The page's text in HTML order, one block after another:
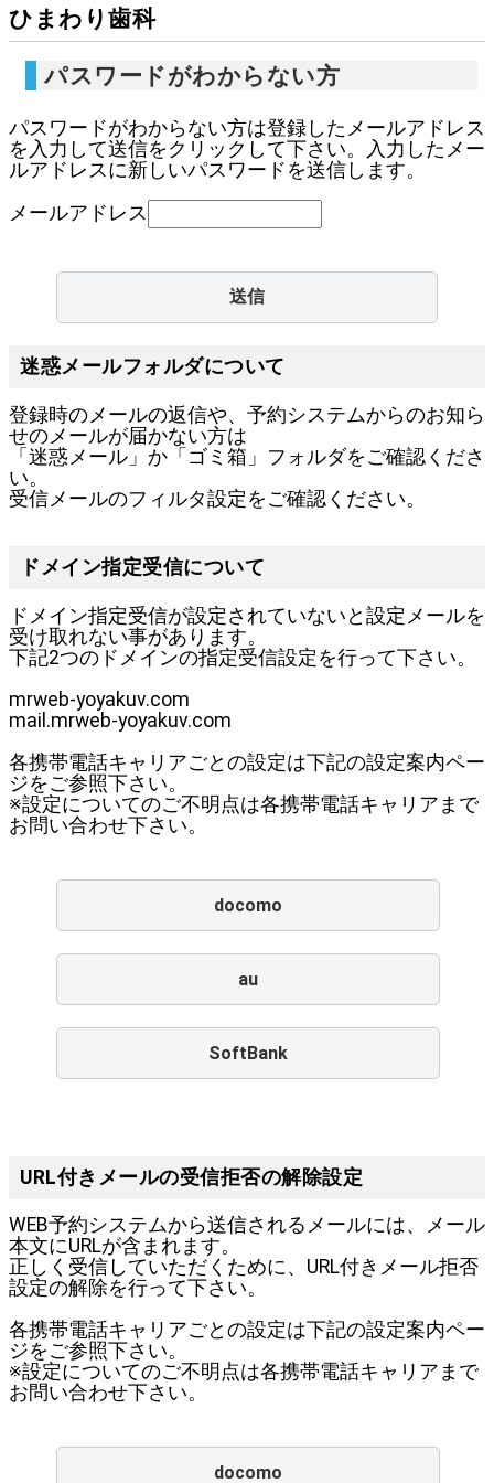
ひまわり歯科
パスワードがわからない方
パスワードがわからない方は登録したメールアドレス
を入力して送信をクリックして下さい。入力したメー
ルアドレスに新しいパスワードを送信します。
メールアドレス
迷惑メールフォルダについて
登録時のメールの返信や、予約システムからのお知ら
せのメールが届かない方は
「迷惑メール」か「ゴミ箱」フォルダをご確認くださ
い。
受信メールのフィルタ設定をご確認ください。
ドメイン指定受信について
ドメイン指定受信が設定されていないと設定メールを
受け取れない事があります。
下記2つのドメインの指定受信設定を行って下さい。
mrweb-yoyakuv.com
mail.mrweb-yoyakuv.com
各携帯電話キャリアごとの設定は下記の設定案内ペー
ジをご参照下さい。
※設定についてのご不明点は各携帯電話キャリアまで
お問い合わせ下さい。
docomo
au
SoftBank
URL付きメールの受信拒否の解除設定
WEB予約システムから送信されるメールには、メール
本文にURLが含まれます。
正しく受信していただくために、URL付きメール拒否
設定の解除を行って下さい。
各携帯電話キャリアごとの設定は下記の設定案内ペー
ジをご参照下さい。
※設定についてのご不明点は各携帯電話キャリアまで
お問い合わせ下さい。
docomo